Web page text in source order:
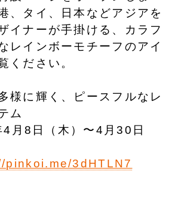
、タイ、日本などアジアを
イナーが手掛ける、カラフ
レインボーモチーフのアイ
ください。
様に輝く、ピースフルなレ
ム
月8日（木）〜4月30日
pinkoi.me/3dHTLN7